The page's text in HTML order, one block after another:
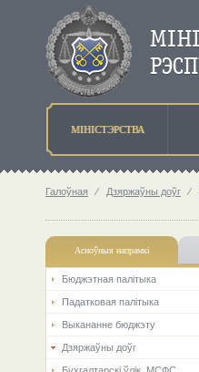
МIНIСТЭРСТВА
Галоўная ⁄ Дзяржаўны доўг ⁄
Асноўныя напрамкi
Бюджэтная палiтыка
Падатковая палітыка
Выкананне бюджэту
Дзяржаўны доўг